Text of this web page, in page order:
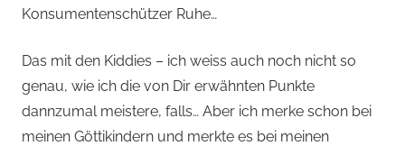
Konsumentenschützer Ruhe…
Das mit den Kiddies – ich weiss auch noch nicht so
genau, wie ich die von Dir erwähnten Punkte
dannzumal meistere, falls… Aber ich merke schon bei
meinen Göttikindern und merkte es bei meinen